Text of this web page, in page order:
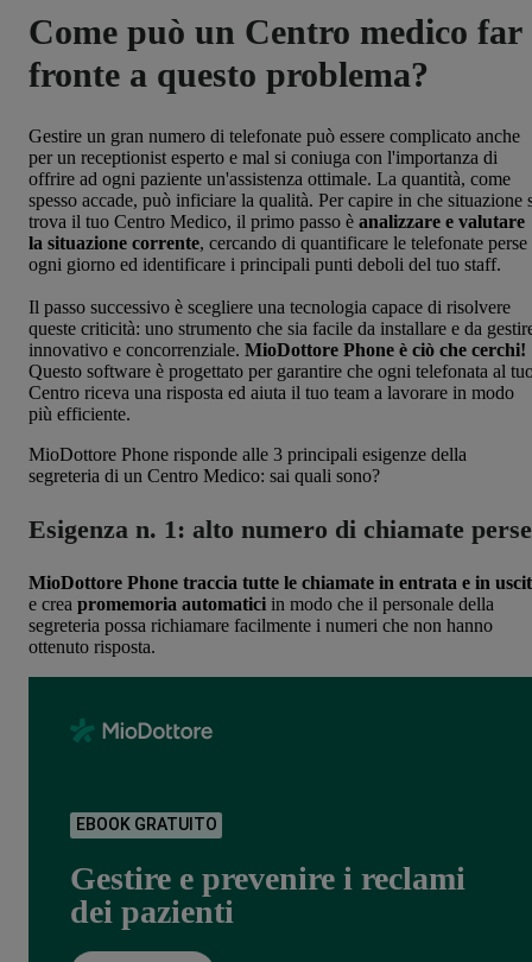
Come può un Centro medico far
fronte a questo problema?
Gestire un gran numero di telefonate può essere complicato anche
per un receptionist esperto e mal si coniuga con l'importanza di
offrire ad ogni paziente un'assistenza ottimale. La quantità, come
spesso accade, può inficiare la qualità. Per capire in che situazione
trova il tuo Centro Medico, il primo passo è analizzare e valutare
la situazione corrente, cercando di quantificare le telefonate perse
ogni giorno ed identificare i principali punti deboli del tuo staff.
Il passo successivo è scegliere una tecnologia capace di risolvere
queste criticità: uno strumento che sia facile da installare e da
innovativo e concorrenziale. MioDottore Phone è ciò che cerchi!
Questo software è progettato per garantire che ogni telefonata al
Centro riceva una risposta ed aiuta il tuo team a lavorare in modo
più efficiente.
MioDottore Phone risponde alle 3 principali esigenze della
segreteria di un Centro Medico: sai quali sono?
Esigenza n. 1: alto numero di chiamate perse
MioDottore Phone traccia tutte le chiamate in entrata e in
e crea promemoria automatici in modo che il personale della
segreteria possa richiamare facilmente i numeri che non hanno
ottenuto risposta.
EBOOK GRATUITO
Gestire e prevenire i reclami
dei pazienti